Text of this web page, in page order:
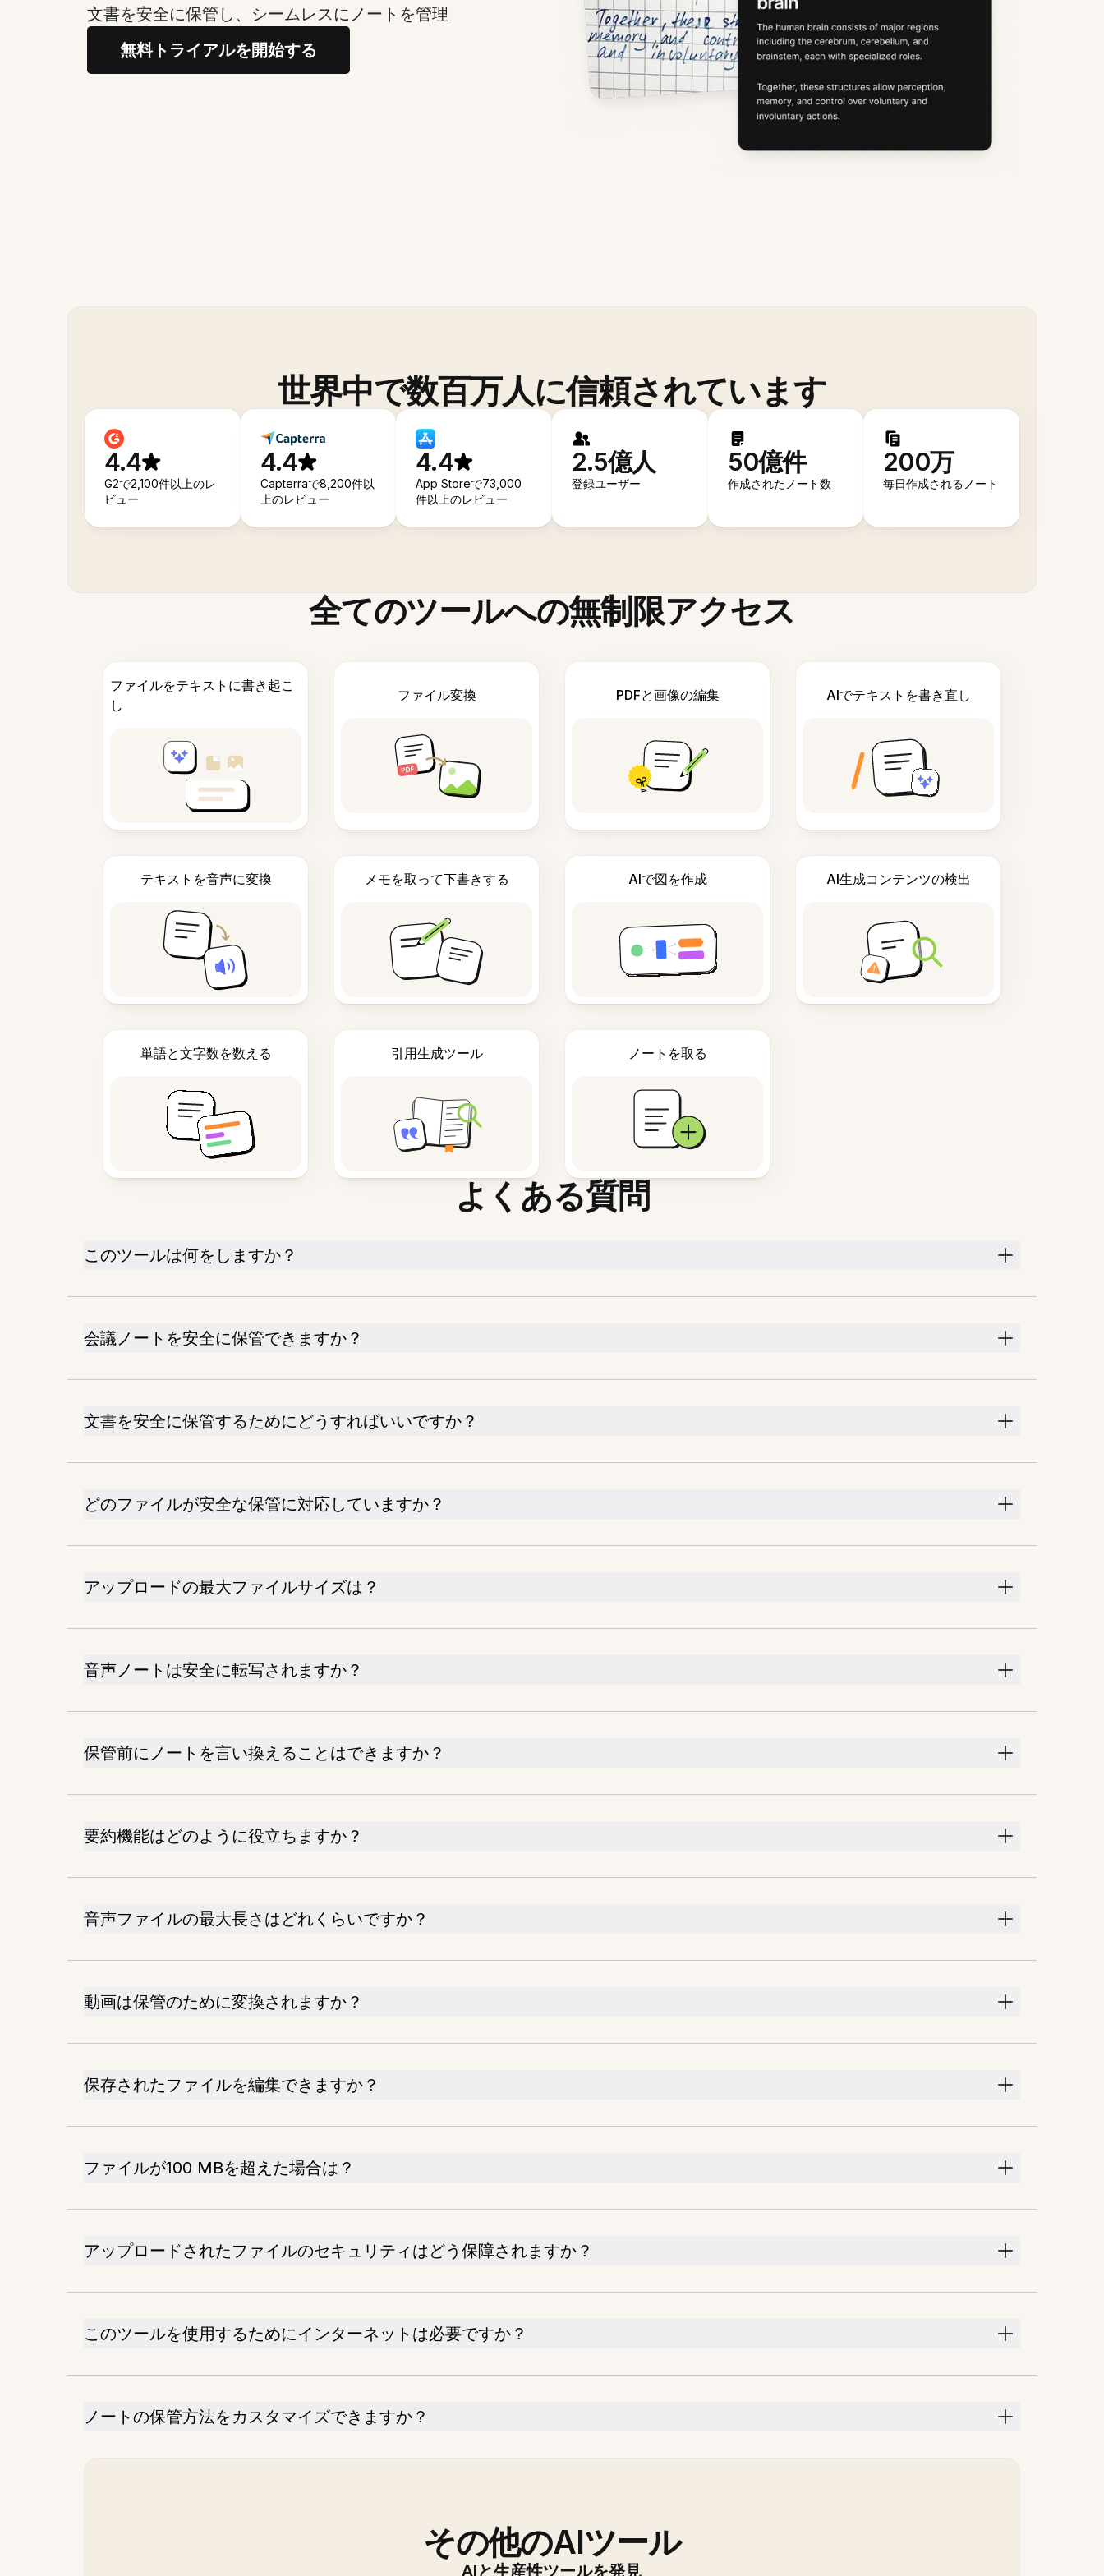
文書を安全に保管し、シームレスにノートを管理
無料トライアルを開始する
世界中で数百万人に信頼されています
4.4
G2で2,100件以上のレ
ビュー
4.4
Capterraで8,200件以
上のレビュー
4.4
App Storeで73,000
件以上のレビュー
2.5億人
登録ユーザー
50億件
作成されたノート数
200万
毎日作成されるノート
全てのツールへの無制限アクセス
ファイルをテキストに書き起こ
し
ファイル変換 PDFと画像の編集 AIでテキストを書き直し
テキストを音声に変換 メモを取って下書きする AIで図を作成 AI生成コンテンツの検出
単語と文字数を数える 引用生成ツール ノートを取る
よくある質問
このツールは何をしますか？
会議ノートを安全に保管できますか？
文書を安全に保管するためにどうすればいいですか？
どのファイルが安全な保管に対応していますか？
アップロードの最大ファイルサイズは？
音声ノートは安全に転写されますか？
保管前にノートを言い換えることはできますか？
要約機能はどのように役立ちますか？
音声ファイルの最大長さはどれくらいですか？
動画は保管のために変換されますか？
保存されたファイルを編集できますか？
ファイルが100 MBを超えた場合は？
アップロードされたファイルのセキュリティはどう保障されますか？
このツールを使用するためにインターネットは必要ですか？
ノートの保管方法をカスタマイズできますか？
その他のAIツール
AIと生産性ツールを発見